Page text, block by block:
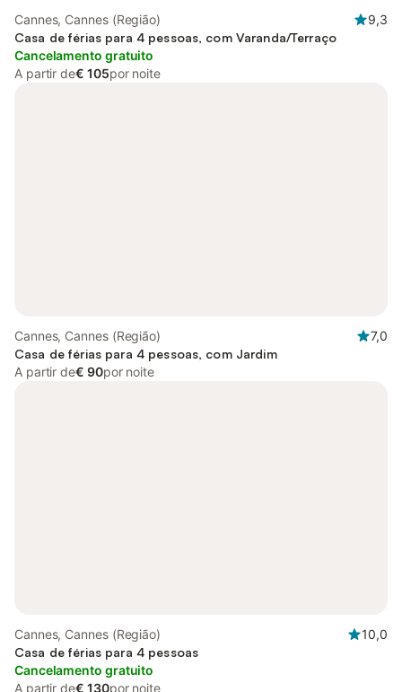
Cannes, Cannes (Região)
9,3
Casa de férias para 4 pessoas, com Varanda/Terraço
Cancelamento gratuito
A partir de€ 105por noite
Cannes, Cannes (Região)
7,0
Casa de férias para 4 pessoas, com Jardim
A partir de€ 90por noite
Cannes, Cannes (Região)
10,0
Casa de férias para 4 pessoas
Cancelamento gratuito
A partir de€ 130por noite